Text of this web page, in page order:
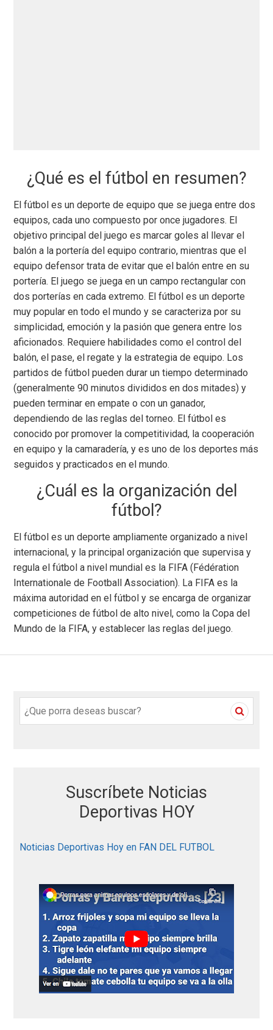
¿Qué es el fútbol en resumen?
El fútbol es un deporte de equipo que se juega entre dos
equipos, cada uno compuesto por once jugadores. El
objetivo principal del juego es marcar goles al llevar el
balón a la portería del equipo contrario, mientras que el
equipo defensor trata de evitar que el balón entre en su
portería. El juego se juega en un campo rectangular con
dos porterías en cada extremo. El fútbol es un deporte
muy popular en todo el mundo y se caracteriza por su
simplicidad, emoción y la pasión que genera entre los
aficionados. Requiere habilidades como el control del
balón, el pase, el regate y la estrategia de equipo. Los
partidos de fútbol pueden durar un tiempo determinado
(generalmente 90 minutos divididos en dos mitades) y
pueden terminar en empate o con un ganador,
dependiendo de las reglas del torneo. El fútbol es
conocido por promover la competitividad, la cooperación
en equipo y la camaradería, y es uno de los deportes más
seguidos y practicados en el mundo.
¿Cuál es la organización del
fútbol?
El fútbol es un deporte ampliamente organizado a nivel
internacional, y la principal organización que supervisa y
regula el fútbol a nivel mundial es la FIFA (Fédération
Internationale de Football Association). La FIFA es la
máxima autoridad en el fútbol y se encarga de organizar
competiciones de fútbol de alto nivel, como la Copa del
Mundo de la FIFA, y establecer las reglas del juego.
e
Suscríbete Noticias
Deportivas HOY
Noticias Deportivas Hoy en FAN DEL FUTBOL